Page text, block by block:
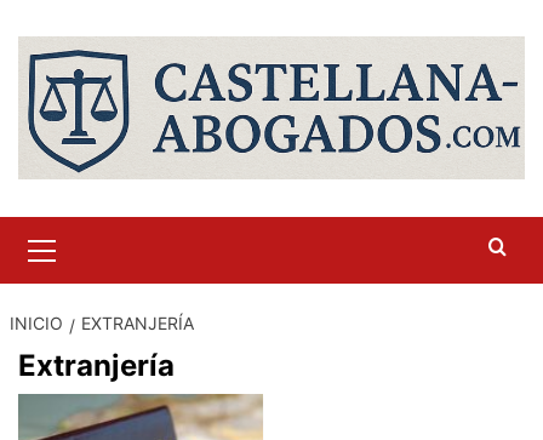
contenido
primario
INICIO EXTRANJERÍA
Extranjería